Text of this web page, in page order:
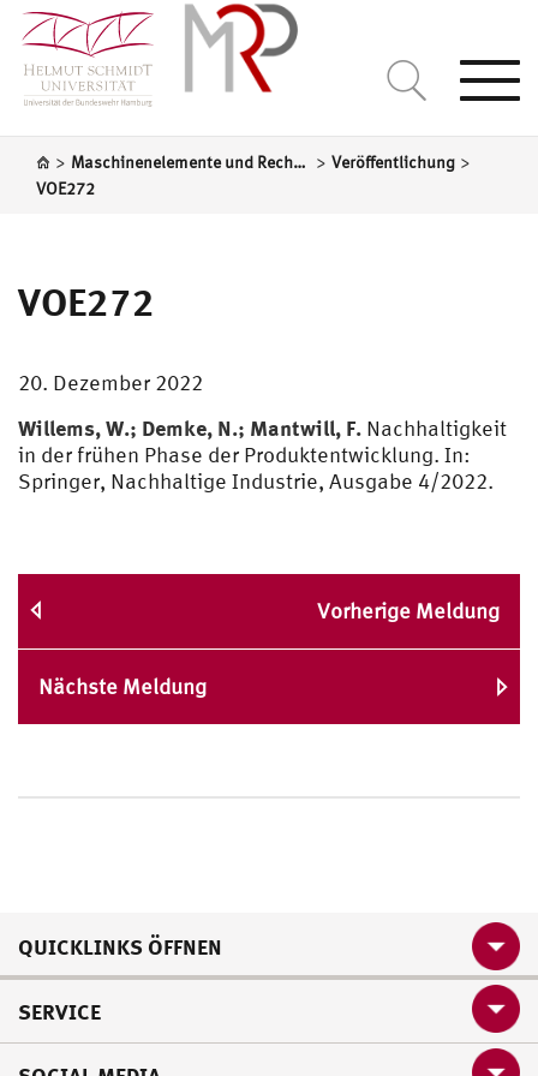
> Maschinenelemente und Rechnergestützte Produktentwicklung > Veröffentlichung >
VOE272
VOE272
20. Dezember 2022
Willems, W.; Demke, N.; Mantwill, F. Nachhaltigkeit
in der frühen Phase der Produktentwicklung. In:
Springer, Nachhaltige Industrie, Ausgabe 4/2022.
Vorherige Meldung
Nächste Meldung
QUICKLINKS ÖFFNEN
SERVICE